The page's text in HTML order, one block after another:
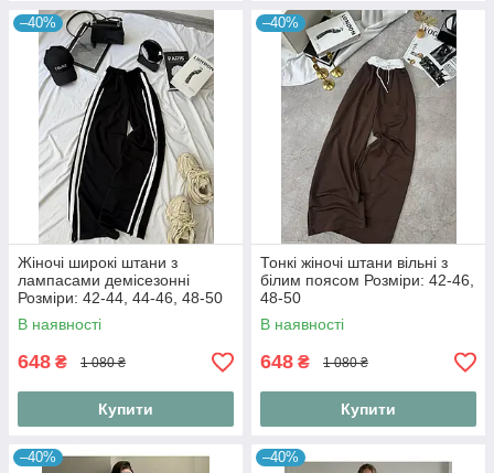
–40%
Жіночі широкі штани з
лампасами демісезонні
Розміри: 42-44, 44-46, 48-50
В наявності
648 ₴ 1 080 ₴
Купити
–40%
Тонкі жіночі штани вільні з
білим поясом Розміри: 42-46,
48-50
В наявності
648 ₴ 1 080 ₴
Купити
–40% –40%